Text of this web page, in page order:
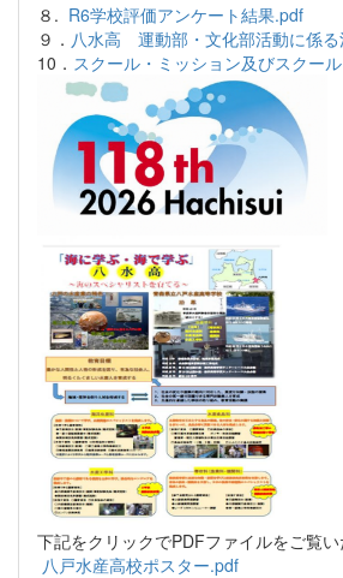
８. R6学校評価アンケート結果.pdf
９． 八水高 運動部・文化部活動に係
10． スクール・ミッション及びスクー
下記をクリックでPDFファイルをご覧い
八戸水産高校ポスター.pdf